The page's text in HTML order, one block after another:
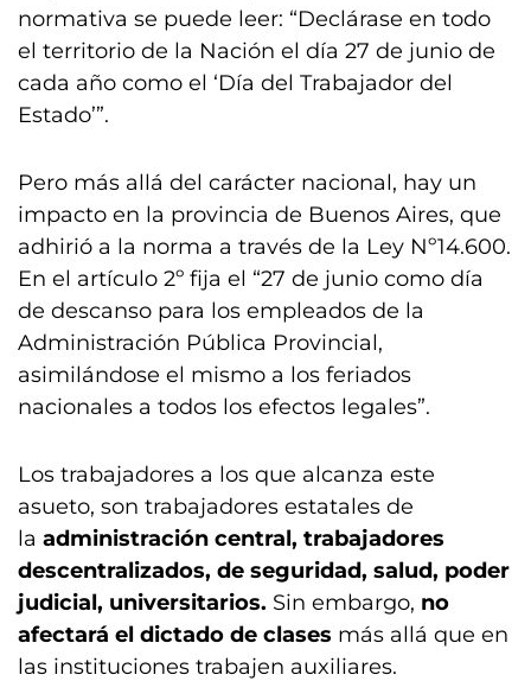
normativa se puede leer: “Declárase en todo
el territorio de la Nación el día 27 de junio de
cada año como el ‘Día del Trabajador del
Estado’”.
Pero más allá del carácter nacional, hay un
impacto en la provincia de Buenos Aires, que
adhirió a la norma a través de la Ley Nº14.600.
En el artículo 2º fija el “27 de junio como día
de descanso para los empleados de la
Administración Pública Provincial,
asimilándose el mismo a los feriados
nacionales a todos los efectos legales”.
Los trabajadores a los que alcanza este
asueto, son trabajadores estatales de
la administración central, trabajadores
descentralizados, de seguridad, salud, poder
judicial, universitarios. Sin embargo, no
afectará el dictado de clases más allá que en
las instituciones trabajen auxiliares.